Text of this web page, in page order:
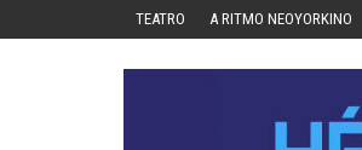
TEATRO A RITMO NEOYORKINO